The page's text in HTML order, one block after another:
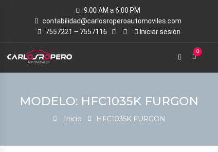
9:00 AM a 6:00 PM
contabilidad@carlosroperoautomoviles.com
7557221 – 7557116
Iniciar sesión
0
MODELO: HFC1035K FURGON
Inicio HFC1035K FURGON